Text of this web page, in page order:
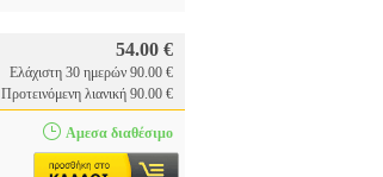
54.00 €
Ελάχιστη 30 ημερών 90.00 €
Προτεινόμενη λιανική 90.00 €
Αμεσα διαθέσιμο